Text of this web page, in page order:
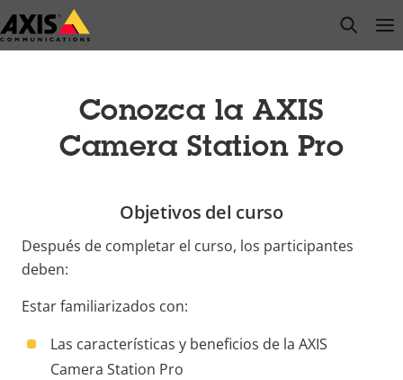
Saltar
al
open
Conozca la AXIS
Camera Station Pro
Objetivos del curso
Después de completar el curso, los participantes
deben:
Estar familiarizados con:
Las características y beneficios de la AXIS
Camera Station Pro